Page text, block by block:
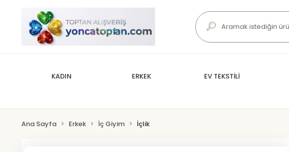
KADIN ERKEK EV TEKSTİLİ
Ana Sayfa Erkek İç Giyim İçlik